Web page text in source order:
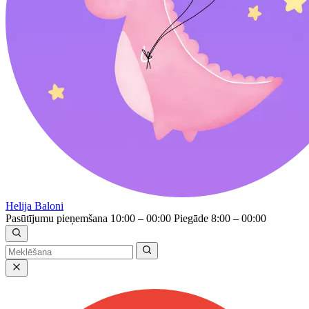
Helija Baloni
Pasūtījumu pieņemšana 10:00 – 00:00 Piegāde 8:00 – 00:00